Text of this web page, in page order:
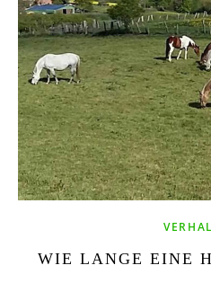
WIE LANGE EINE